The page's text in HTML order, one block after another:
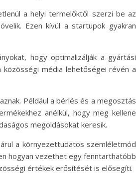
a helyi termelőktől szerzi be az
Ezen kívül a startupok gyakran
hogy optimalizálják a gyártási
média lehetőségei révén a
Például a bérlés és a megosztás
anélkül, hogy meg kellene
megoldásokat keresik.
a környezettudatos szemléletmód
hogyan vezethet egy fenntarthatóbb
értékek erősítését is elősegíti.